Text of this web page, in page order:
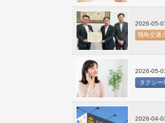
2026-05-
2026-05-
タクシー
2026-04-